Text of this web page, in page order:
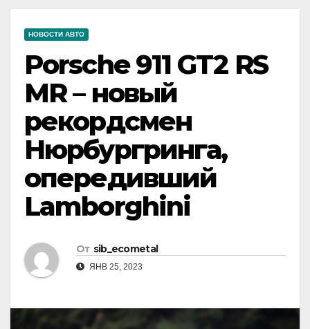
НОВОСТИ АВТО
Porsche 911 GT2 RS
MR – новый
рекордсмен
Нюрбургринга,
опередивший
Lamborghini
От sib_ecometal
ЯНВ 25, 2023